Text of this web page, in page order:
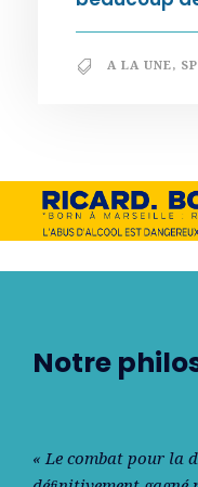
A LA UNE,
Notre
« Le combat pour la